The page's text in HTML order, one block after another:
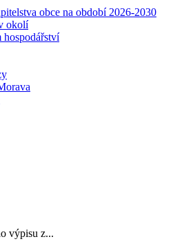
obce na období 2026-2030
okolí
hospodářství
výpisu z...